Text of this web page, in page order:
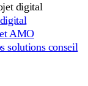
digital
AMO
solutions conseil